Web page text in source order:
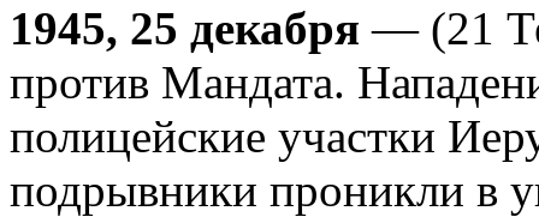
1945, 25 декабря — (21
против Мандата.
полицейские участки
подрывники проникли в